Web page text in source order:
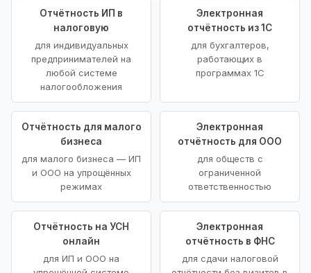
Отчётность ИП в
налоговую
для индивидуальных
предпринимателей на
любой системе
налогообложения
Электронная
отчётность из 1С
для бухгалтеров,
работающих в
программах 1С
Отчётность для малого
бизнеса
для малого бизнеса — ИП
и ООО на упрощённых
режимах
Электронная
отчётность для ООО
для обществ с
ограниченной
ответственностью
Отчётность на УСН
онлайн
для ИП и ООО на
Электронная
отчётность в ФНС
для сдачи налоговой